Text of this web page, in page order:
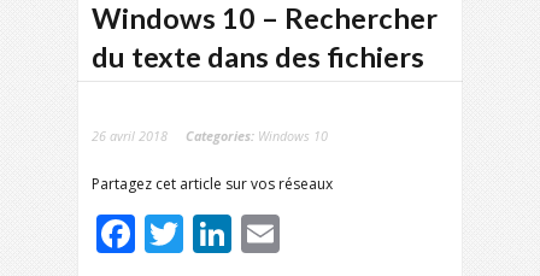
Windows 10 – Rechercher
du texte dans des fichiers
26 avril 2018 Categories: Windows 10
Partagez cet article sur vos réseaux
Facebook
TwitterLinkedIn